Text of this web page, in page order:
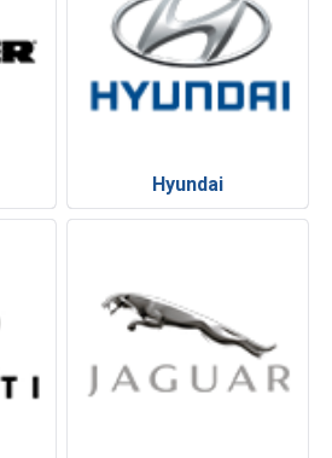
Hyundai